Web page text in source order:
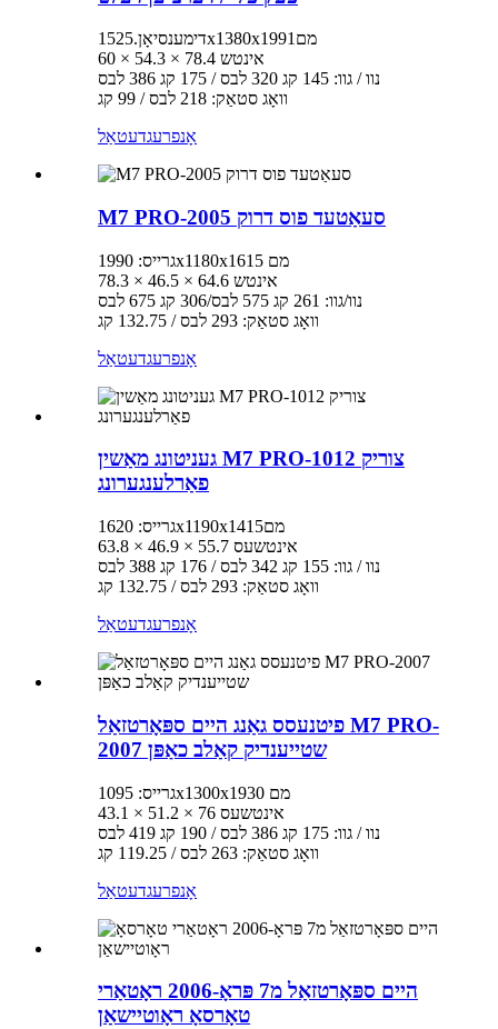
דימענסיאָן.1525x1380x1991מם
60 × 54.3 × 78.4 אינטש
נוו / גוו: 145 קג 320 לבס / 175 קג 386 לבס
וואָג סטאַק: 218 לבס / 99 קג
אָנפרעגדעטאַל
M7 PRO-2005 סעאַטעד פוס דרוק
גרייס: 1990x1180x1615 מם
78.3 × 46.5 × 64.6 אינטש
נוו/גוו: 261 קג 575 לבס/306 קג 675 לבס
וואָג סטאַק: 293 לבס / 132.75 קג
אָנפרעגדעטאַל
געניטונג מאַשין M7 PRO-1012 צוריק
פאַרלענגערונג
גרייס: 1620x1190x1415מם
63.8 × 46.9 × 55.7 אינטשעס
נוו / גוו: 155 קג 342 לבס / 176 קג 388 לבס
וואָג סטאַק: 293 לבס / 132.75 קג
אָנפרעגדעטאַל
פיטנעסס גאַנג היים ספּאָרטזאַל M7 PRO-
2007 שטייענדיק קאַלב כאַפּן
גרייס: 1095x1300x1930 מם
43.1 × 51.2 × 76 אינטשעס
נוו / גוו: 175 קג 386 לבס / 190 קג 419 לבס
וואָג סטאַק: 263 לבס / 119.25 קג
אָנפרעגדעטאַל
היים ספּאָרטזאַל מ7 פּראָ-2006 ראָטאַרי
טאָרסאָ ראָוטיישאַן